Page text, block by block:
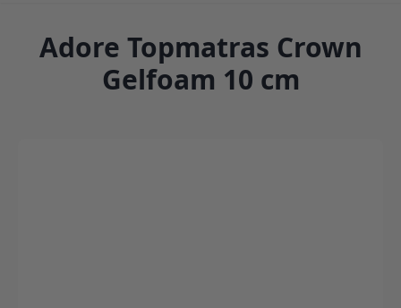
Adore Topmatras Crown
Gelfoam 10 cm